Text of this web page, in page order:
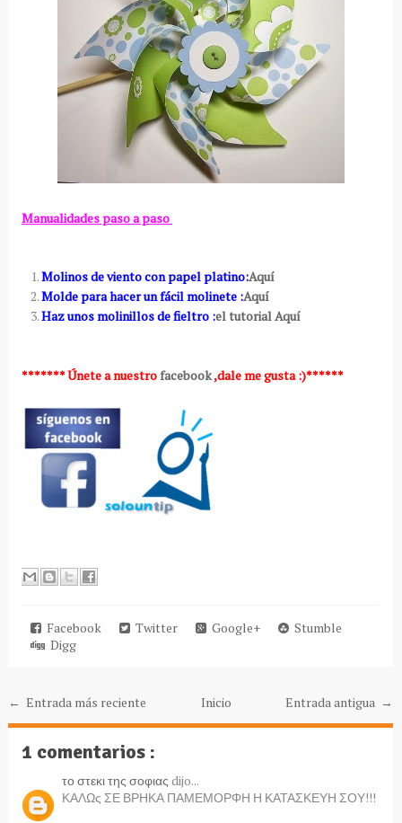
Manualidades paso a paso
Molinos de viento con papel platino:Aquí
Molde para hacer un fácil molinete :Aquí
Haz unos molinillos de fieltro :el tutorial Aquí
******* Únete a nuestrofacebook,dale me gusta :)******
Facebook Twitter Google+
Stumble
Digg
← Entrada más reciente Entrada antigua →
Inicio
1 comentarios :
το στεκι της σοφιας dijo...
ΚΑΛΩς ΣΕ ΒΡΗΚΑ ΠΑΜΕΜΟΡΦΗ Η ΚΑΤΑΣΚΕΥΗ ΣΟΥ!!!